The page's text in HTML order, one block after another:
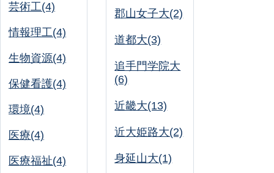
芸術工(4)
情報理工(4)
生物資源(4)
保健看護(4)
環境(4)
医療(4)
医療福祉(4)
郡山女子大(2)
道都大(3)
追手門学院大
(6)
近畿大(13)
近大姫路大(2)
身延山大(1)